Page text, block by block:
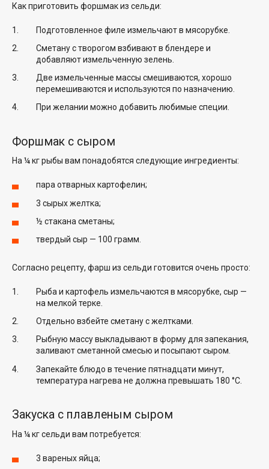
Как приготовить форшмак из сельди:
Подготовленное филе измельчают в мясорубке.
Сметану с творогом взбивают в блендере и
добавляют измельченную зелень.
Две измельченные массы смешиваются, хорошо
перемешиваются и используются по назначению.
При желании можно добавить любимые специи.
Форшмак с сыром
На ¼ кг рыбы вам понадобятся следующие ингредиенты:
пара отварных картофелин;
3 сырых желтка;
½ стакана сметаны;
твердый сыр — 100 грамм.
Согласно рецепту, фарш из сельди готовится очень просто:
Рыба и картофель измельчаются в мясорубке, сыр —
на мелкой терке.
Отдельно взбейте сметану с желтками.
Рыбную массу выкладывают в форму для запекания,
заливают сметанной смесью и посыпают сыром.
Запекайте блюдо в течение пятнадцати минут,
температура нагрева не должна превышать 180 °C.
Закуска с плавленым сыром
На ¼ кг сельди вам потребуется:
3 вареных яйца;